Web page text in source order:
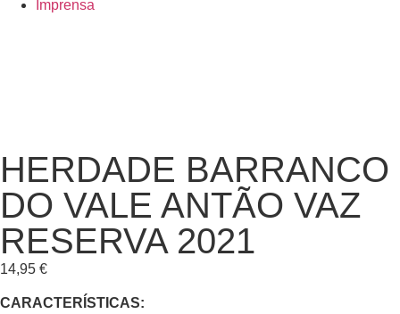
Imprensa
HERDADE BARRANCO
DO VALE ANTÃO VAZ
RESERVA 2021
14,95 €
CARACTERÍSTICAS: